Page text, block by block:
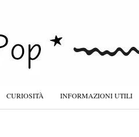
CURIOSITÀ INFORMAZIONI UTILI